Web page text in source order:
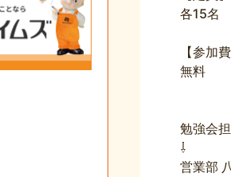
各15名
【参加費
無料
勉強会
⇩
営業部